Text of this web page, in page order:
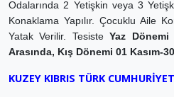
Odalarında 2 Yetişkin veya 3
Konaklama Yapılır. Çocuklu Aile
Yatak Verilir. TesisteYaz Dönemi
Arasında, Kış Dönemi 01 Kasım-
KUZEY KIBRIS TÜRK